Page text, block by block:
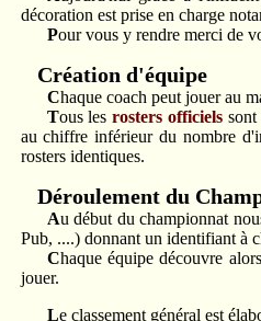
décoration est prise en charge
Pour vous y rendre merci de
Création d'équipe
Chaque coach peut jouer
Tous lesrosters officiels
au chiffre inférieur du nombre
rosters identiques.
Déroulement du
Au début du championnat nous faisons un tirage au sort de manière festive (matchs amicaux , barbecue,
Pub, ....) donnant un identifiant à
Chaque équipe découvre alors ses quinze adversaires du championnat et l'ordre dans lequel elle va les
jouer.
Le classement général est